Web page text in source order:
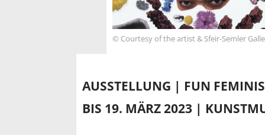
© Courtesy of the artist & Sfeir-Semler
AUSSTELLUNG | FUN
BIS 19. MÄRZ 2023 |